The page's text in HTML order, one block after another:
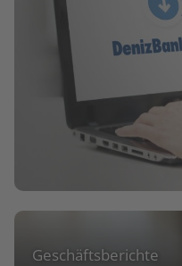
Geschäftsberichte